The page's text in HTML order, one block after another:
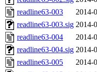
readline63-003
2014-
readline63-003.sig 2014-
readline63-004
2014-
readline63-004.sig 2014-
readline63-005
2014-